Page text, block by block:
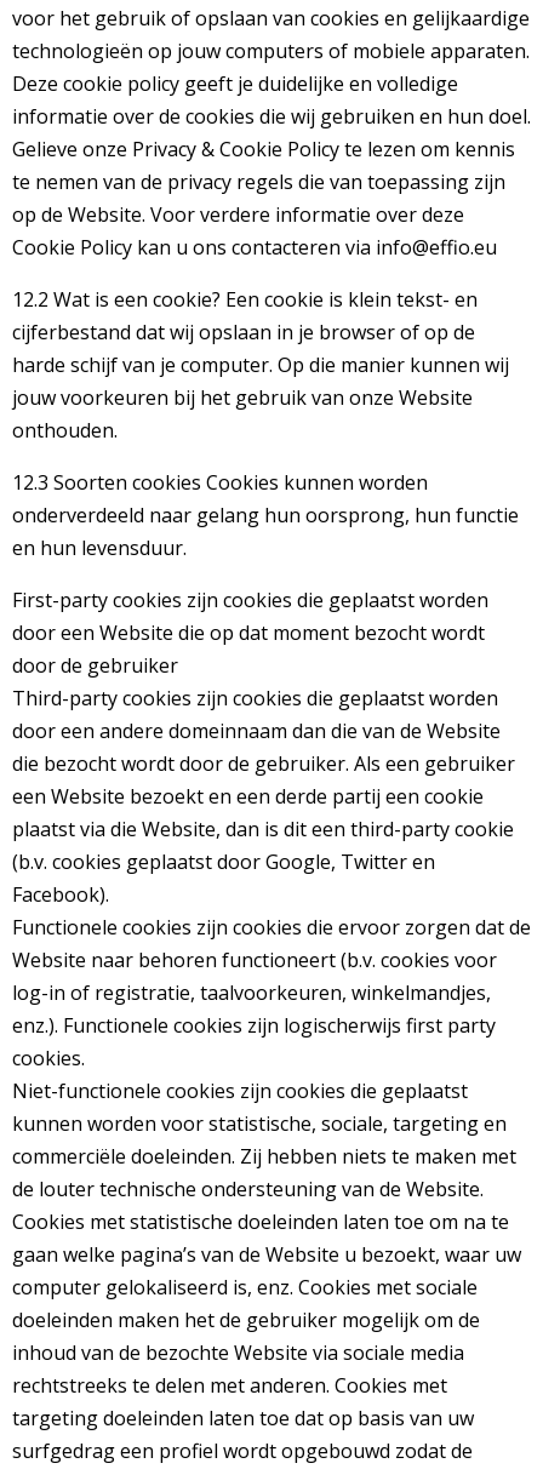
voor het gebruik of opslaan van cookies en gelijkaardige
technologieën op jouw computers of mobiele apparaten.
Deze cookie policy geeft je duidelijke en volledige
informatie over de cookies die wij gebruiken en hun doel.
Gelieve onze Privacy & Cookie Policy te lezen om kennis
te nemen van de privacy regels die van toepassing zijn
op de Website. Voor verdere informatie over deze
Cookie Policy kan u ons contacteren via info@effio.eu
12.2 Wat is een cookie? Een cookie is klein tekst- en
cijferbestand dat wij opslaan in je browser of op de
harde schijf van je computer. Op die manier kunnen wij
jouw voorkeuren bij het gebruik van onze Website
onthouden.
12.3 Soorten cookies Cookies kunnen worden
onderverdeeld naar gelang hun oorsprong, hun functie
en hun levensduur.
First-party cookies zijn cookies die geplaatst worden
door een Website die op dat moment bezocht wordt
door de gebruiker
Third-party cookies zijn cookies die geplaatst worden
door een andere domeinnaam dan die van de Website
die bezocht wordt door de gebruiker. Als een gebruiker
een Website bezoekt en een derde partij een cookie
plaatst via die Website, dan is dit een third-party cookie
(b.v. cookies geplaatst door Google, Twitter en
Facebook).
Functionele cookies zijn cookies die ervoor zorgen dat de
Website naar behoren functioneert (b.v. cookies voor
log-in of registratie, taalvoorkeuren, winkelmandjes,
enz.). Functionele cookies zijn logischerwijs first party
cookies.
Niet-functionele cookies zijn cookies die geplaatst
kunnen worden voor statistische, sociale, targeting en
commerciële doeleinden. Zij hebben niets te maken met
de louter technische ondersteuning van de Website.
Cookies met statistische doeleinden laten toe om na te
gaan welke pagina’s van de Website u bezoekt, waar uw
computer gelokaliseerd is, enz. Cookies met sociale
doeleinden maken het de gebruiker mogelijk om de
inhoud van de bezochte Website via sociale media
rechtstreeks te delen met anderen. Cookies met
targeting doeleinden laten toe dat op basis van uw
surfgedrag een profiel wordt opgebouwd zodat de